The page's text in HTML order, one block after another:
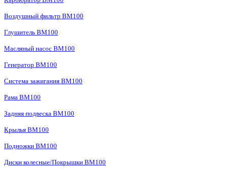
Воздушный фильтр BM100
Глушитель BM100
Масляный насос BM100
Генератор BM100
Система зажигания BM100
Рама BM100
Задняя подвеска BM100
Крылья BM100
Подножки BM100
Диски колесные/Покрышки BM100